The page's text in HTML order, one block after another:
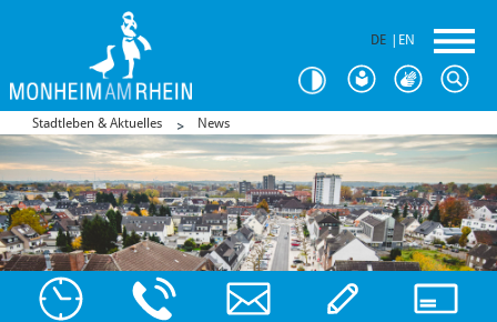
DE EN
Stadtleben & Aktuelles News